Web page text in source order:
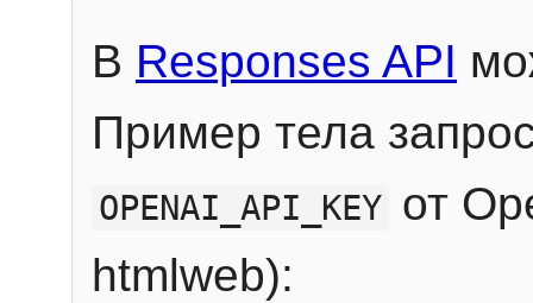
В Responses API
Пример тела
OPENAI_API_KEY от
htmlweb):